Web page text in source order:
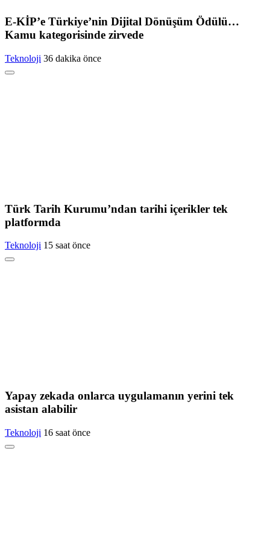
E-KİP’e Türkiye’nin Dijital Dönüşüm Ödülü…
Kamu kategorisinde zirvede
Teknoloji 36 dakika önce
Türk Tarih Kurumu’ndan tarihi içerikler tek
platformda
Teknoloji 15 saat önce
Yapay zekada onlarca uygulamanın yerini tek
asistan alabilir
Teknoloji 16 saat önce